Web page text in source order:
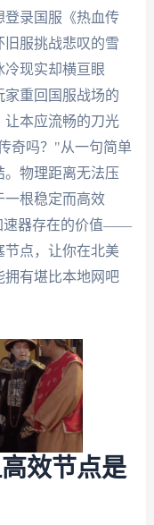
登录国服《热血传
旧服挑战悲叹的雪
冷现实却横亘眼
家重回国服战场的
让本应流畅的刀光
奇吗？"从一句简单
。物理距离无法压
一根稳定而高效
速器存在的价值——
节点，让你在北美
拥有堪比本地网吧
效节点是